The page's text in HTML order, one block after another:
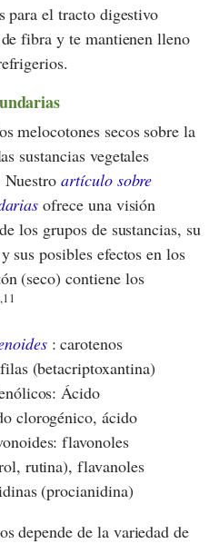
para el tracto digestivo
fibra y te mantienen lleno
melocotones secos sobre la
sustancias vegetales
Nuestroartículo sobre
ofrece una visión
los grupos de sustancias, su
sus posibles efectos en los
(seco) contiene los
: carotenos
(betacriptoxantina)
Ácido
clorogénico, ácido
flavonoles
rutina), flavanoles
(procianidina)
depende de la variedad de